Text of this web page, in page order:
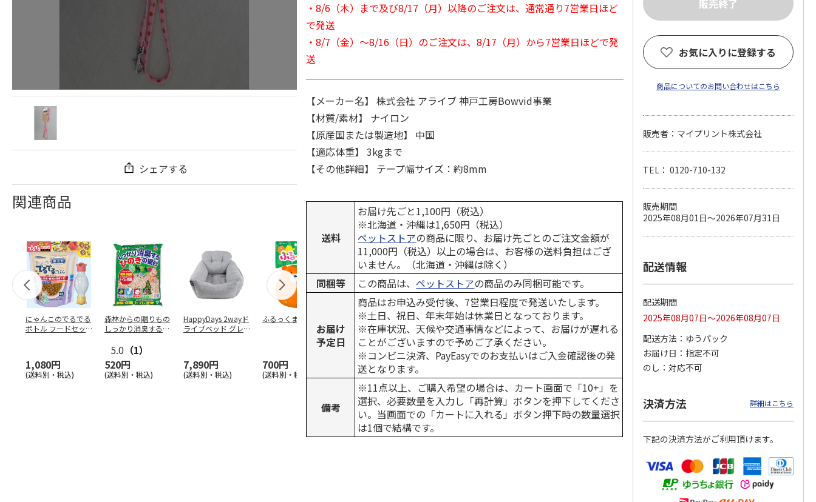
シェアする
関連商品
にゃんこのでるでる
ボトル フードセッ
1,080円
(送料別・税込)
森林からの贈りもの
しっかり消臭するひ
5.0 （1）
520円
(送料別・税込)
HappyDays 2wayド
ライブベッド グレ
7,890円
(送料別・税込)
ふるっくま みかん
700円
(送料別・税込)
デオトイレ 飛び散
らない消臭・抗菌サ
ンド 4L
1,320円
(送料別・税込)
獣医師開発 ニオイ
をとる砂専用 猫ト
イレ ナチュラルグ
レー
1,550円
無添加良品 カムカ
ムデンタルコーン
ぐるぐるボーン型 S
…
470円
銀のスプーン パウ
チ 健康に育つ子ね
120円
ペット線香 虹のか
ローラルの香り
590円
(送料別・税込)
CIAO 香り立つクラ
・8/6（木）まで及び8/17（月）以降のご注文は、通常通り7営業日ほど
で発送
・8/7（金）～8/16（日）のご注文は、8/17（月）から7営業日ほどで発
送
【メーカー名】 株式会社 アライブ 神戸工房Bowvid事業
【材質/素材】 ナイロン
【原産国または製造地】 中国
【適応体重】 3kgまで
【その他詳細】 テープ幅サイズ：約8mm
送料
お届け先ごと1,100円（税込）
※北海道・沖縄は1,650円（税込）
ペットストアの商品に限り、お届け先ごとのご注文金額が
11,000円（税込）以上の場合は、お客様の送料負担はござ
いません。（北海道・沖縄は除く）
同梱等
この商品は、ペットストアの商品のみ同梱可能です。
お届け
予定日
商品はお申込み受付後、7営業日程度で発送いたします。
※土日、祝日、年末年始は休業日となっております。
※在庫状況、天候や交通事情などによって、お届けが遅れる
ことがございますので予めご了承ください。
※コンビニ決済、PayEasyでのお支払いはご入金確認後の発
送となります。
備考
※11点以上、ご購入希望の場合は、カート画面で「10+」を
選択、必要数量を入力し「再計算」ボタンを押下してくださ
い。当画面での「カートに入れる」ボタン押下時の数量選択
は1個で結構です。
お気に入りに登録する
商品についてのお問い合わせはこちら
販売者：マイプリント株式会社
TEL： 0120-710-132
販売期間
2025年08月01日～2026年07月31日
配送情報
配送期間
2025年08月07日～2026年08月07日
配送方法
ゆうパック
お届け日
指定不可
のし
対応不可
決済方法 詳細はこちら
下記の決済方法がご利用頂けます。